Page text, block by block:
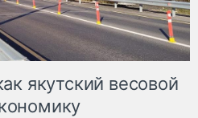
якутский весовой